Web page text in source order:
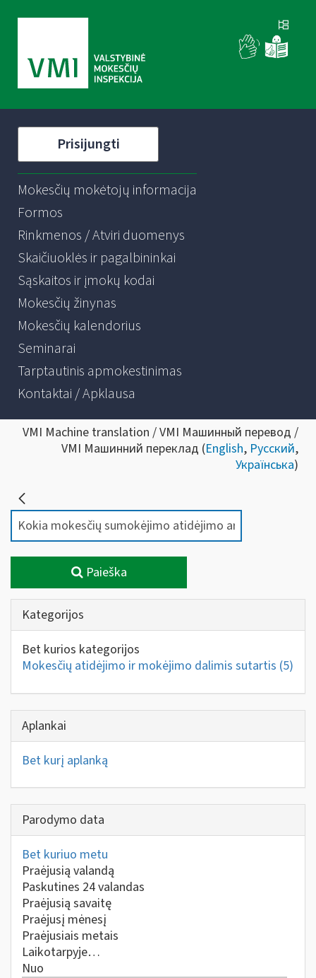
Prisijungti
Mokesčių mokėtojų informacija
Formos
Rinkmenos / Atviri duomenys
Skaičiuoklės ir pagalbininkai
Sąskaitos ir įmokų kodai
Mokesčių žinynas
Mokesčių kalendorius
Seminarai
Tarptautinis apmokestinimas
Kontaktai / Apklausa
VMI Machine translation / VMI Машинный перевод /
VMI Машинний переклад (English, Русский,
Українська)
Paieška
Kategorijos
Bet kurios kategorijos
Mokesčių atidėjimo ir mokėjimo dalimis sutartis (5)
Aplankai
Bet kurį aplanką
Parodymo data
Bet kuriuo metu
Praėjusią valandą
Paskutines 24 valandas
Praėjusią savaitę
Praėjusį mėnesį
Praėjusiais metais
Laikotarpyje…
Nuo